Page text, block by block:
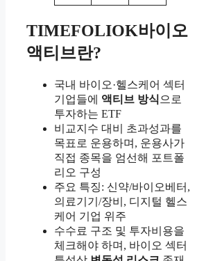
TIMEFOLIOK바이오
액티브란?
국내 바이오·헬스케어 섹터
기업들에 액티브 방식 으로
투자하는 ETF
비교지수 대비 초과성과를
목표로 운용하며, 운용사가
직접 종목을 엄선해 포트폴
리오 구성
주요 특징: 신약/바이오베터,
의료기기/장비, 디지털 헬스
케어 기업 위주
수수료 구조 및 투자비용을
체크해야 하며, 바이오 섹터